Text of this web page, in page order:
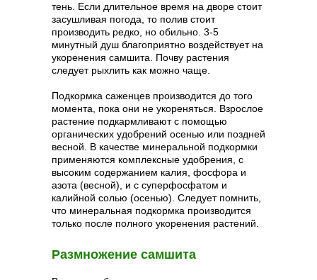
тень. Если длительное время на дворе стоит
засушливая погода, то полив стоит
производить редко, но обильно. 3-5
минутный душ благоприятно воздействует на
укоренения самшита. Почву растения
следует рыхлить как можно чаще.
Подкормка саженцев производится до того
момента, пока они не укореняться. Взрослое
растение подкармливают с помощью
органических удобрений осенью или поздней
весной. В качестве минеральной подкормки
применяются комплексные удобрения, с
высоким содержанием калия, фосфора и
азота (весной), и с суперфосфатом и
калийной солью (осенью). Следует помнить,
что минеральная подкормка производится
только после полного укоренения растений.
Размножение самшита